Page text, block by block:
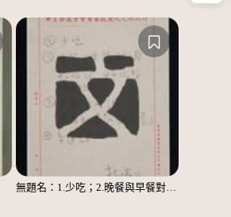
無題名：1.少吃；2.晚餐與早餐對調……；3.主副食對調……；4.多運動